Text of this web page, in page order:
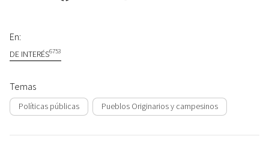
En:
DE INTERÉS6753
Temas
Políticas públicas Pueblos Originarios y campesinos